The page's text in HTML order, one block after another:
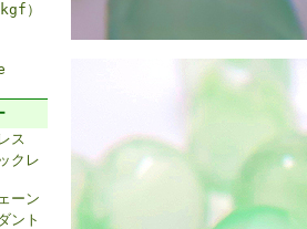
）
ス
クレ
ーン
ント